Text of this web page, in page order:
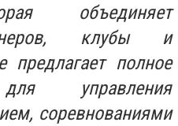
объединяет
клубы и
предлагает полное
управления
соревнованиями